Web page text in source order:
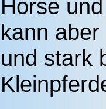
Horse
kann
und stark